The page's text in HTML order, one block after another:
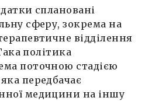
сплановані
сферу, зокрема на
відділення
політика
поточною стадією
передбачає
медицини на іншу